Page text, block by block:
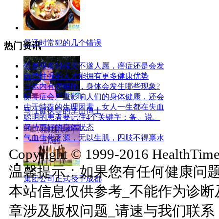
煲汤时常犯的几个错误
马仕健执导的李山博士
集团公司正式授予成都
热门资讯
但是很多时候天不遂人愿，癌症还是会发
自律性强的人才能拥有更多健康优势
当体内有癌细胞，身体会发生哪些现象?
脲毒症会严重影响人们的身体健康，还会
由于特殊的生理因素，女人一生都在失血
聪明的患者要记住4个关键字：备、说、
保持更好的身体状态
气血生化乏源，无以生肌，四肢不得禀水
Copyright © 1999-2016
温馨提示：如果您有任何健康问
本站信息仅供参考_不能作为诊
章涉及版权问题_请速与我们联系